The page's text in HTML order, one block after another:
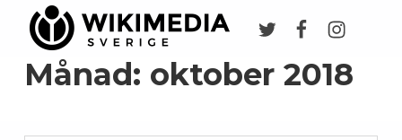
Månad: oktober 2018